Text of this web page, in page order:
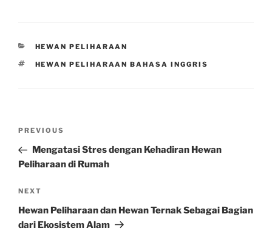
CATEGORIES
HEWAN PELIHARAAN
TAGS
HEWAN PELIHARAAN BAHASA INGGRIS
Previous
Post
PREVIOUS
Mengatasi Stres dengan Kehadiran Hewan
Peliharaan di Rumah
Next
Post
NEXT
Hewan Peliharaan dan Hewan Ternak Sebagai Bagian
dari Ekosistem Alam